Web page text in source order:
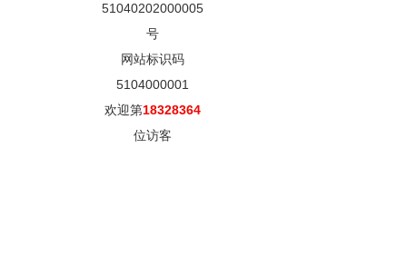
51040202000005
号
网站标识码
5104000001
欢迎第18328364
位访客